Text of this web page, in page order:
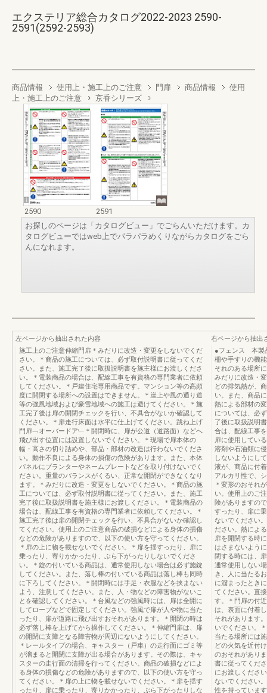
エクステリア総合カタログ2022-2023 2590-
2591(2592-2593)
商品情報 使用上・施工上のご注意 門扉 商品情報
使用
上・施工上のご注意
京香シリーズ
2590
2591
お探しのページは「カタログビュー」でごらんいただけます。カ
タログビューではweb上でパラパラめくりながらカタログをごら
んになれます。
左ページから抽出された内容
施工上のご注意伸縮門扉＊みだりに改造・変更をしないでくだ
さい。＊商品の施工については、必ず取付説明書に従ってくだ
さい。また、施工完了後に取扱説明書を施主様にお渡しくださ
い。＊電装商品の場合は、配線工事を有資格の専門業者に依頼
してください。＊戸建住宅専用商品です。マンション等の高頻
度に開閉する場所への設置はできません。＊崖上や風の通り道
等の強風地域および豪雪地域への施工は避けてください。＊施
工完了後は扉の開閉チェックを行い、不具合がないか確認して
ください。＊扉走行床面は水平に仕上げてください。跳ね上げ
門扉﹁オーバードア﹂＊開閉時に、扉が公道（道路面）などへ
飛び出す位置には設置しないでください。＊現場で扉本体の
幅・高さの切り詰めや、部品・部材の改造は行わないでくださ
い。動作不良による身体の損傷の危険があります。また、本体
パネルにプランターやネームプレートなどを取り付けないでく
ださい。重量のバランスがくるい、正常な開閉ができなくなり
ます。＊みだりに改造・変更をしないでください。＊商品の施
工については、必ず取付説明書に従ってください。また、施工
完了後に取扱説明書を施主様にお渡しください。＊電装商品の
場合は、配線工事を有資格の専門業者に依頼してください。＊
施工完了後は扉の開閉チェックを行い、不具合がないか確認し
てください。使用上のご注意商品の破損などによる身体の損傷
などの危険がありますので、以下の使い方を守ってください。
＊扉の上に物を載せないでください。＊扉を揺すったり、扉に
乗ったり、寄りかかったり、ぶら下がったりしないでくださ
い。＊錠の付いている商品は、通常使用しない場合は必ず施錠
してください。また、落し棒の付いている商品は落し棒も同時
に下ろしてください。＊開閉時には手足・衣服などを挟まない
よう、注意してください。また、人・物などの障害物がないこ
とを確認してください。＊台風などの強風時には、扉は全開に
してロープなどで固定してください。強風で扉が人や物に当た
ったり、扉が道路に飛び出すおそれがあります。＊開閉の時は
必ず落し棒を上げてから操作してください。＊伸縮門扉は、扉
の開閉に支障となる障害物が周辺にないようにしてください。
＊レールタイプの場合、キャスター（戸車）の走行面にゴミ等
が溜まると開閉に支障が出る場合があります。その際は、キャ
スターの走行面の清掃を行ってください。商品の破損などによ
る身体の損傷などの危険がありますので、以下の使い方を守っ
てください。＊扉の上に物を載せないでください。＊扉を揺す
ったり、扉に乗ったり、寄りかかったり、ぶら下がったりしな
右ページから抽出
●フェンス 本製
柵や手すりの機
それのある場所
みだりに改造・
どの排気熱が、
い。また、商品
熱による部材の
については、必
了後に取扱説明
合は、配線工事
扉に使用してい
溶剤や石油類に
しないようにし
液が、商品に付
アルカリ性で、
＊変形のおそれ
い。使用上のご
険がありますの
すったり、扉に
ないでください
ださい。熱によ
扉を開閉する時
はさまないよう
閉する時には、
通常使用しない
き、人に当たる
に溜まったとき
てください。直
す。＊門扉の付
は、表面に付着
それがあります
いでください。
当たる場所には
どの火気を近付
のおそれがあり
書に従ってくだ
にお渡しくださ
ないでください
性を持っていま